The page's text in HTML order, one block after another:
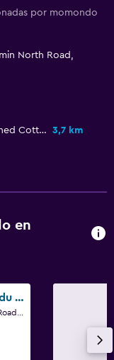
por momondo
North Road,
Du Fu Thatched Cottage 3,7 km
en
Hyatt Place Chengdu Pebble Walk